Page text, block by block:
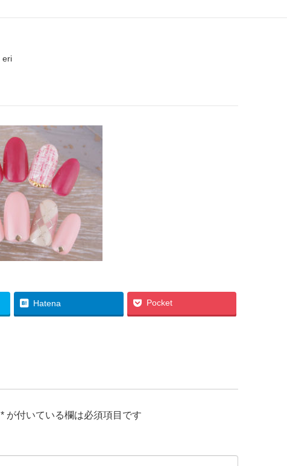
eri
Hatena Pocket
* が付いている欄は必須項目です